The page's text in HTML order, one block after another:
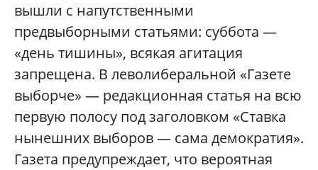
вышли с напутственными
предвыборными статьями: суббота —
«день тишины», всякая агитация
запрещена. В леволиберальной «Газете
выборче» — редакционная статья на всю
первую полосу под заголовком «Ставка
нынешних выборов — сама демократия».
Газета предупреждает, что вероятная